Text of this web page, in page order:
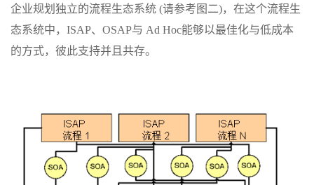
企业规划独立的流程生态系统 (请参考图二)，在这个流程生
态系统中，ISAP、OSAP与 Ad Hoc能够以最佳化与低成本
的方式，彼此支持并且共存。